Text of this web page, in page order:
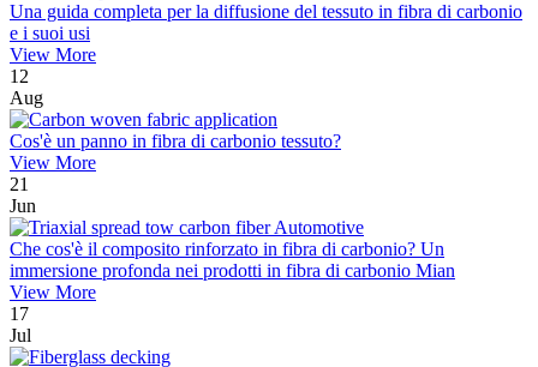
Una guida completa per la diffusione del tessuto in fibra di carbonio
e i suoi usi
View More
12
Aug
Cos'è un panno in fibra di carbonio tessuto?
View More
21
Jun
Che cos'è il composito rinforzato in fibra di carbonio? Un
immersione profonda nei prodotti in fibra di carbonio Mian
View More
17
Jul